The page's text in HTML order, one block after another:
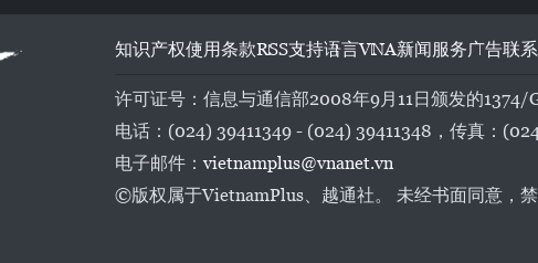
知识产权使用条款RSS支持语言VNA新闻服务广告联系
许可证号：信息与通信部2008年9月11日颁发的1374/
电话：(024) 39411349 - (024) 39411348，传真：
电子邮件：vietnamplus@vnanet.vn
©版权属于VietnamPlus、越通社。 未经书面同意，禁